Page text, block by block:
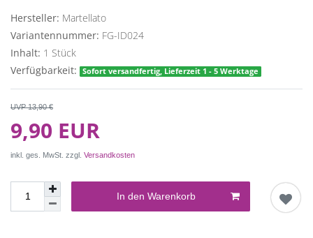
Hersteller: Martellato
Variantennummer: FG-ID024
Inhalt: 1 Stück
Verfügbarkeit:
Sofort versandfertig, Lieferzeit 1 - 5 Werktage
UVP 13,90 €
9,90 EUR
inkl. ges. MwSt. zzgl. Versandkosten
In den Warenkorb